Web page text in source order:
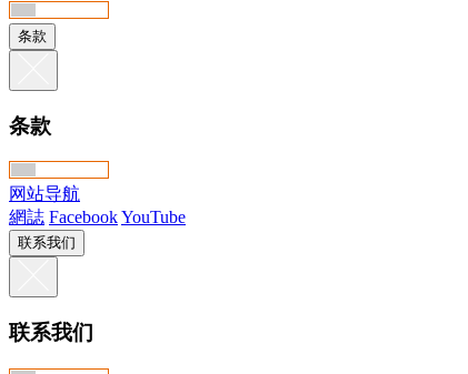
条款
条款
网站导航
網誌 FacebookYouTube
联系我们
联系我们